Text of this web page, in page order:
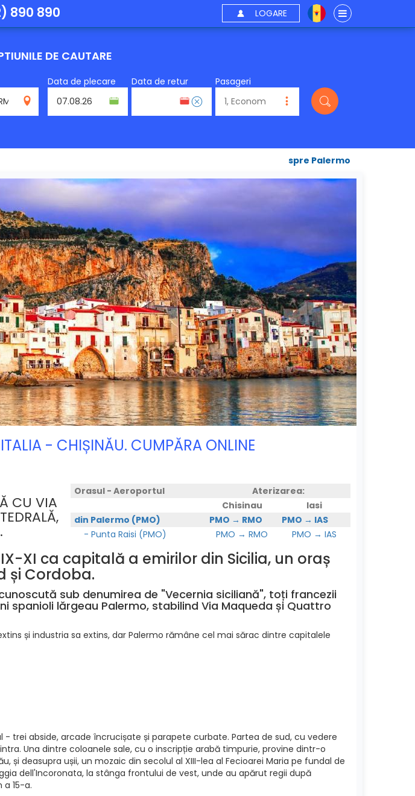
890 890 LOGARE
DE CAUTARE
Data de plecare Data de retur Pasageri
spre Palermo
- CHIȘINĂU. CUMPĂRA ONLINE
Orasul - Aeroportul
Aterizarea:
Chisinau
Iasi
din Palermo (PMO)
PMO → RMO
PMO → IAS
- Punta Raisi (PMO)
PMO → RMO PMO → IAS
CU VIA
XI ca capitală a emirilor din Sicilia, un oraș
și Cordoba.
sub denumirea de "Vecernia siciliană", toți francezii
spanioli lărgeau Palermo, stabilind Via Maqueda și Quattro
și industria sa extins, dar Palermo rămâne cel mai sărac dintre capitalele
trei abside, arcade încrucișate și parapete curbate. Partea de sud, cu vedere
Una dintre coloanele sale, cu o inscripție arabă timpurie, provine dintr-o
deasupra ușii, un mozaic din secolul al XIII-lea al Fecioarei Maria pe fundal de
dell'Incoronata, la stânga frontului de vest, unde au apărut regii după
15-a.